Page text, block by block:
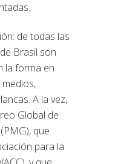
de todas las
Brasil son
la forma en
A la vez,
Global de
que
para la